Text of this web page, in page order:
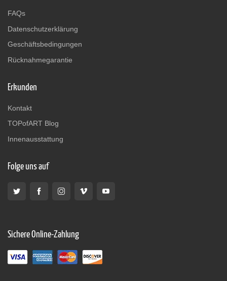
FAQs
Datenschutzerklärung
Geschäftsbedingungen
Rücknahmegarantie
Erkunden
Kontakt
TOPofART Blog
Innenausstattung
Folge uns auf
Sichere Online-Zahlung